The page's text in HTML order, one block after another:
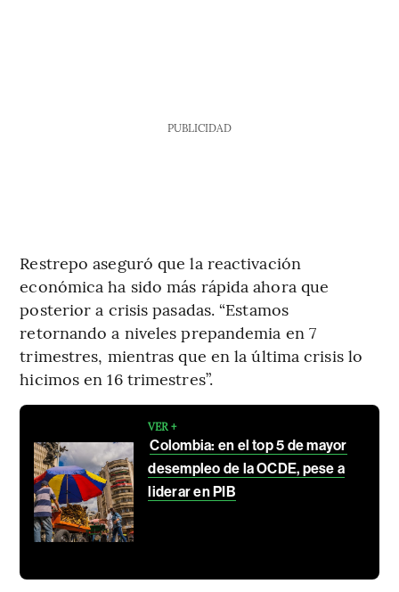
PUBLICIDAD
Restrepo aseguró que la reactivación
económica ha sido más rápida ahora que
posterior a crisis pasadas. “Estamos
retornando a niveles prepandemia en 7
trimestres, mientras que en la última crisis lo
hicimos en 16 trimestres”.
VER +
Colombia: en el top 5 de mayor
desempleo de la OCDE, pese a
liderar en PIB